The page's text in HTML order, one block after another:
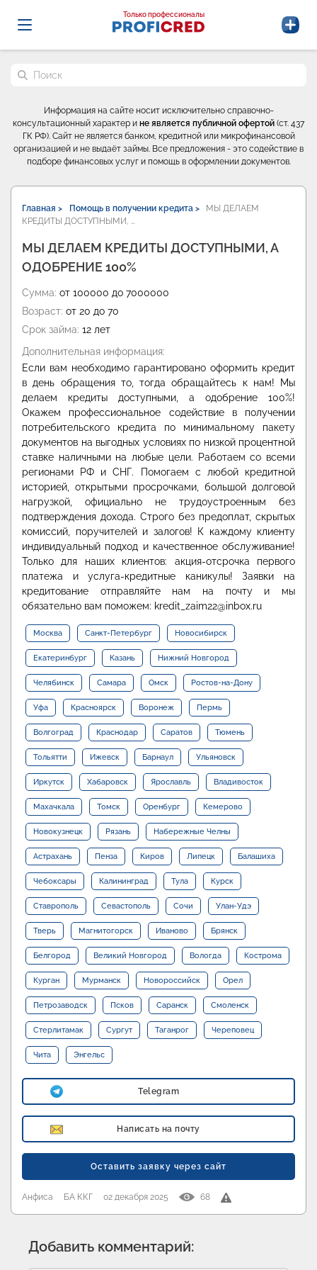
Probrokery - Только профессионалы
Только профессионалы
Поиск по сайту
Информация на сайте носит исключительно справочно-
консультационный характер и не является публичной офертой (ст. 437
ГК РФ). Сайт не является банком, кредитной или микрофинансовой
организацией и не выдаёт займы. Все предложения - это содействие в
подборе финансовых услуг и помощь в оформлении документов.
Главная > Помощь в получении кредита >
МЫ ДЕЛАЕМ
КРЕДИТЫ ДОСТУПНЫМИ, …
МЫ ДЕЛАЕМ КРЕДИТЫ ДОСТУПНЫМИ, А
ОДОБРЕНИЕ 100%
Сумма: от 100000 до 7000000
Возраст: от 20 до 70
Срок займа: 12 лет
Дополнительная информация:
Если вам необходимо гарантировано оформить кредит
в день обращения то, тогда обращайтесь к нам! Мы
делаем кредиты доступными, а одобрение 100%!
Окажем профессиональное содействие в получении
потребительского кредита по минимальному пакету
документов на выгодных условиях по низкой процентной
ставке наличными на любые цели. Работаем со всеми
регионами РФ и СНГ. Помогаем с любой кредитной
историей, открытыми просрочками, большой долговой
нагрузкой, официально не трудоустроенным без
подтверждения дохода. Строго без предоплат, скрытых
комиссий, поручителей и залогов! К каждому клиенту
индивидуальный подход и качественное обслуживание!
Только для наших клиентов: акция-отсрочка первого
платежа и услуга-кредитные каникулы! Заявки на
кредитование отправляйте нам на почту и мы
обязательно вам поможем: kredit_zaim22@inbox.ru
Москва Санкт-Петербург Новосибирск
Екатеринбург Казань Нижний Новгород
Челябинск Самара Омск Ростов-на-Дону
Уфа Красноярск Воронеж Пермь
Волгоград Краснодар Саратов Тюмень
Тольятти Ижевск Барнаул Ульяновск
Иркутск Хабаровск Ярославль Владивосток
Махачкала Томск Оренбург Кемерово
Новокузнецк Рязань Набережные Челны
Астрахань Пенза Киров Липецк Балашиха
Чебоксары Калининград Тула Курск
Ставрополь Севастополь Сочи Улан-Удэ
Тверь Магнитогорск Иваново Брянск
Белгород Великий Новгород Вологда Кострома
Курган Мурманск Новороссийск Орел
Петрозаводск Псков Саранск Смоленск
Стерлитамак Сургут Таганрог Череповец
Чита Энгельс
Telegram
Написать на почту
Оставить заявку через сайт
Анфиса БА ККГ 02 декабря 2025 68
Добавить комментарий: